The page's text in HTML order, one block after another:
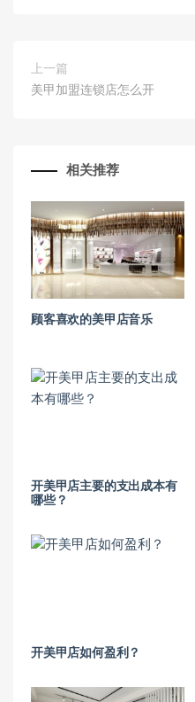
上一篇
美甲加盟连锁店怎么开
相关推荐
顾客喜欢的美甲店音乐
开美甲店主要的支出成本有
哪些？
开美甲店如何盈利？